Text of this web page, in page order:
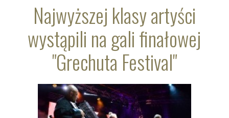
Najwyższej klasy artyści
wystąpili na gali finałowej
"Grechuta Festival"